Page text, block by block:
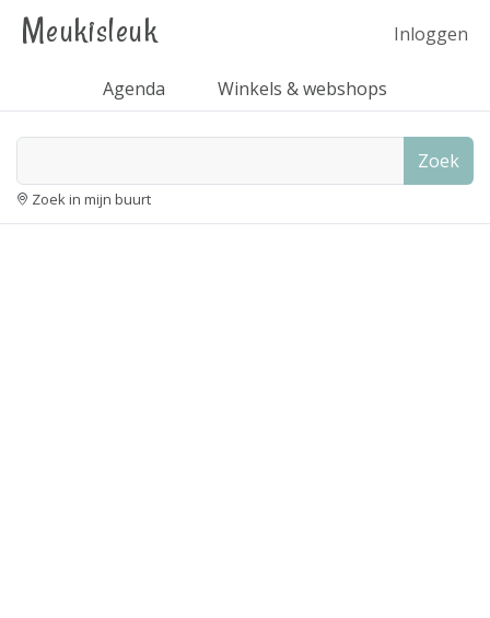
Meukisleuk Inloggen
Agenda Winkels & webshops
Zoek
Zoek in mijn buurt